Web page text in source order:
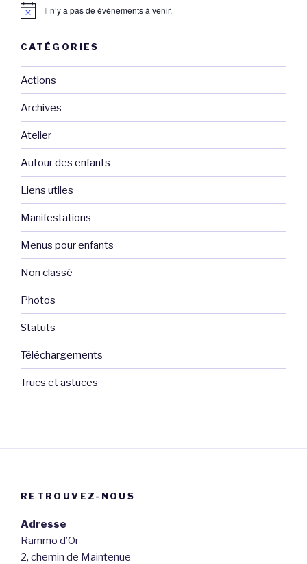
Il n’y a pas de évènements à venir.
CATÉGORIES
Actions
Archives
Atelier
Autour des enfants
Liens utiles
Manifestations
Menus pour enfants
Non classé
Photos
Statuts
Téléchargements
Trucs et astuces
RETROUVEZ-NOUS
Adresse
Rammo d’Or
2, chemin de Maintenue